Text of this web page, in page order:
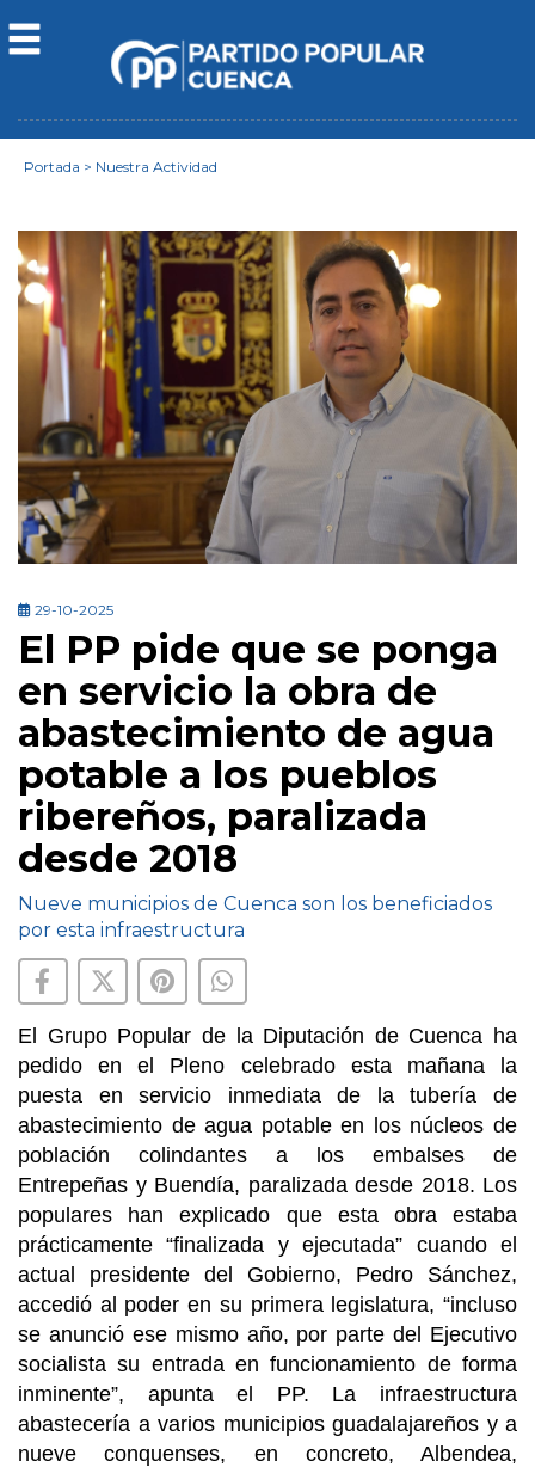
Portada > Nuestra Actividad
29-10-2025
El PP pide que se ponga
en servicio la obra de
abastecimiento de agua
potable a los pueblos
ribereños, paralizada
desde 2018
Nueve municipios de Cuenca son los beneficiados
por esta infraestructura
El Grupo Popular de la Diputación de Cuenca ha
pedido en el Pleno celebrado esta mañana la
puesta en servicio inmediata de la tubería de
abastecimiento de agua potable en los núcleos de
población colindantes a los embalses de
Entrepeñas y Buendía, paralizada desde 2018. Los
populares han explicado que esta obra estaba
prácticamente “finalizada y ejecutada” cuando el
actual presidente del Gobierno, Pedro Sánchez,
accedió al poder en su primera legislatura, “incluso
se anunció ese mismo año, por parte del Ejecutivo
socialista su entrada en funcionamiento de forma
inminente”, apunta el PP. La infraestructura
abastecería a varios municipios guadalajareños y a
nueve conquenses, en concreto, Albendea,